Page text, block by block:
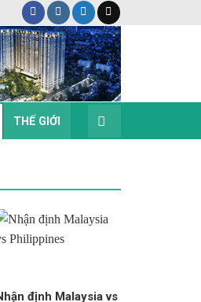
THẾ GIỚI
định Malaysia vs